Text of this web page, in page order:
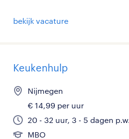
bekijk vacature
Keukenhulp
Nijmegen
€ 14,99 per uur
20 - 32 uur, 3 - 5 dagen p.w.
MBO